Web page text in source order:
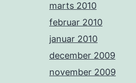
marts 2010
februar 2010
januar 2010
december 2009
november 2009